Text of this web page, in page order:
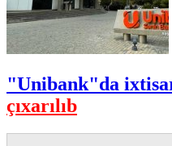
"Unibank"da
çıxarılıb